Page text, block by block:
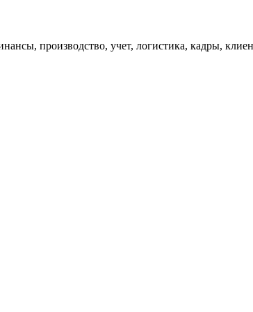
производство, учет, логистика, кадры,